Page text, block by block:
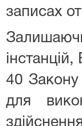
записах
40 Закону
для